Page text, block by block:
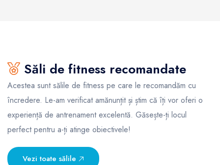
Săli de fitness recomandate
Acestea sunt sălile de fitness pe care le recomandăm cu
încredere. Le-am verificat amănunțit și știm că îți vor oferi o
experiență de antrenament excelentă. Găsește-ți locul
perfect pentru a-ți atinge obiectivele!
Vezi toate sălile